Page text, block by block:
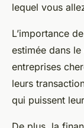
lequel vous
L’importance
estimée dans
entreprises
leurs
qui puissent